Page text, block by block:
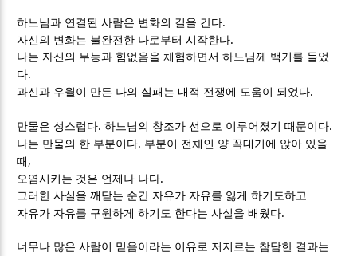
하느님과 연결된 사람은 변화의 길을 간다.
자신의 변화는 불완전한 나로부터 시작한다.
나는 자신의 무능과 힘없음을 체험하면서 하느님께 백기를 들었
다.
과신과 우월이 만든 나의 실패는 내적 전쟁에 도움이 되었다.
만물은 성스럽다.하느님의 창조가 선으로 이루어졌기 때문이다.
나는 만물의 한 부분이다. 부분이 전체인 양 꼭대기에 앉아 있을
때 ,
오염시키는 것은 언제나 나다.
그러한 사실을 깨닫는 순간 자유가 자유를 잃게 하기도하고
자유가 자유를 구원하게 하기도 한다는 사실을 배웠다.
너무나 많은 사람이 믿음이라는 이유로 저지르는 참담한 결과는